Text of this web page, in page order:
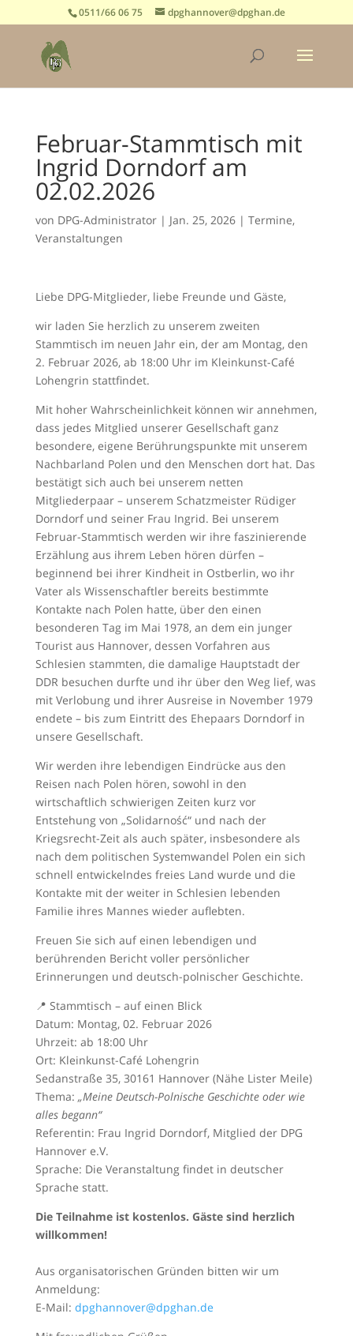
0511/66 06 75 dpghannover@dpghan.de
Februar-Stammtisch mit
Ingrid Dorndorf am
02.02.2026
von DPG-Administrator| Jan. 25, 2026| Termine,
Veranstaltungen
Liebe DPG-Mitglieder, liebe Freunde und Gäste,
wir laden Sie herzlich zu unserem zweiten
Stammtisch im neuen Jahr ein, der am Montag, den
2. Februar 2026, ab 18:00 Uhr im Kleinkunst-Café
Lohengrin stattfindet.
Mit hoher Wahrscheinlichkeit können wir annehmen,
dass jedes Mitglied unserer Gesellschaft ganz
besondere, eigene Berührungspunkte mit unserem
Nachbarland Polen und den Menschen dort hat. Das
bestätigt sich auch bei unserem netten
Mitgliederpaar – unserem Schatzmeister Rüdiger
Dorndorf und seiner Frau Ingrid. Bei unserem
Februar-Stammtisch werden wir ihre faszinierende
Erzählung aus ihrem Leben hören dürfen –
beginnend bei ihrer Kindheit in Ostberlin, wo ihr
Vater als Wissenschaftler bereits bestimmte
Kontakte nach Polen hatte, über den einen
besonderen Tag im Mai 1978, an dem ein junger
Tourist aus Hannover, dessen Vorfahren aus
Schlesien stammten, die damalige Hauptstadt der
DDR besuchen durfte und ihr über den Weg lief, was
mit Verlobung und ihrer Ausreise in November 1979
endete – bis zum Eintritt des Ehepaars Dorndorf in
unsere Gesellschaft.
Wir werden ihre lebendigen Eindrücke aus den
Reisen nach Polen hören, sowohl in den
wirtschaftlich schwierigen Zeiten kurz vor
Entstehung von „Solidarność“ und nach der
Kriegsrecht-Zeit als auch später, insbesondere als
nach dem politischen Systemwandel Polen ein sich
schnell entwickelndes freies Land wurde und die
Kontakte mit der weiter in Schlesien lebenden
Familie ihres Mannes wieder auflebten.
Freuen Sie sich auf einen lebendigen und
berührenden Bericht voller persönlicher
Erinnerungen und deutsch-polnischer Geschichte.
📍 Stammtisch – auf einen Blick
Datum: Montag, 02. Februar 2026
Uhrzeit: ab 18:00 Uhr
Ort: Kleinkunst-Café Lohengrin
Sedanstraße 35, 30161 Hannover (Nähe Lister Meile)
Thema: „Meine Deutsch-Polnische Geschichte oder wie
alles begann“
Referentin: Frau Ingrid Dorndorf, Mitglied der DPG
Hannover e.V.
Sprache: Die Veranstaltung findet in deutscher
Sprache statt.
Die Teilnahme ist kostenlos. Gäste sind herzlich
willkommen!
Aus organisatorischen Gründen bitten wir um
Anmeldung:
E-Mail: dpghannover@dpghan.de